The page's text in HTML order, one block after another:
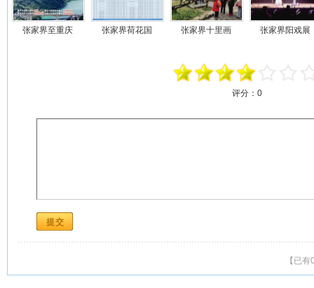
张家界至重庆 张家界荷花国 张家界十里画 张家界阳戏展
评分： 0
【已